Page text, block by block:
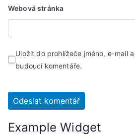
Webová stránka
Uložit do prohlížeče jméno, e-mail
budoucí komentáře.
Example Widget